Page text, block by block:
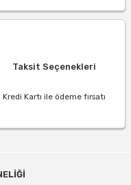
Taksit Seçenekleri
Kredi Kartı ile ödeme fırsatı